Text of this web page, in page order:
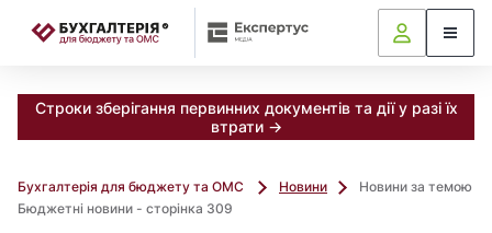
Строки зберігання первинних документів та дії у разі їх
втрати →
Бухгалтерія для бюджету та ОМС Новини
Новини за темою
Бюджетні новини - сторінка 309